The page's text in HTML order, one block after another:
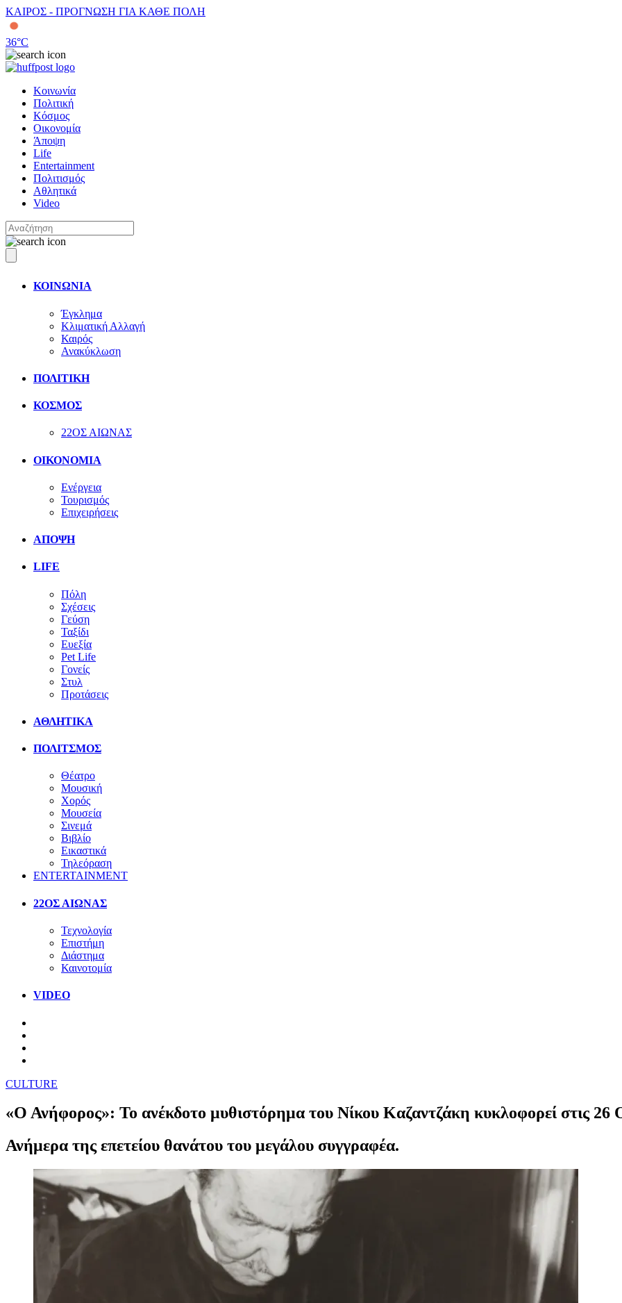
ΚΑΙΡΟΣ - ΠΡΟΓΝΩΣΗ ΓΙΑ ΚΑΘΕ ΠΟΛΗ
36°C
Κοινωνία
Πολιτική
Κόσμος
Οικονομία
Άποψη
Life
Entertainment
Πολιτισμός
Αθλητικά
Video
ΚΟΙΝΩΝΙΑ
Έγκλημα
Κλιματική Αλλαγή
Καιρός
Ανακύκλωση
ΠΟΛΙΤΙΚΗ
ΚΟΣΜΟΣ
22ΟΣ ΑΙΩΝΑΣ
ΟΙΚΟΝΟΜΙΑ
Ενέργεια
Τουρισμός
Επιχειρήσεις
ΑΠΟΨΗ
LIFE
Πόλη
Σχέσεις
Γεύση
Ταξίδι
Ευεξία
Pet Life
Γονείς
Στυλ
Προτάσεις
ΑΘΛΗΤΙΚΑ
ΠΟΛΙΤΣΜΟΣ
Θέατρο
Μουσική
Χορός
Μουσεία
Σινεμά
Βιβλίο
Εικαστικά
Τηλεόραση
ENTERTAINMENT
22ΟΣ ΑΙΩΝΑΣ
Τεχνολογία
Επιστήμη
Διάστημα
Καινοτομία
VIDEO
CULTURE
«Ο Ανήφορος»: Το ανέκδοτο μυθιστόρημα του Νίκου Καζαντζάκη κυκλοφορεί στις 26
Ανήμερα της επετείου θανάτου του μεγάλου συγγραφέα.